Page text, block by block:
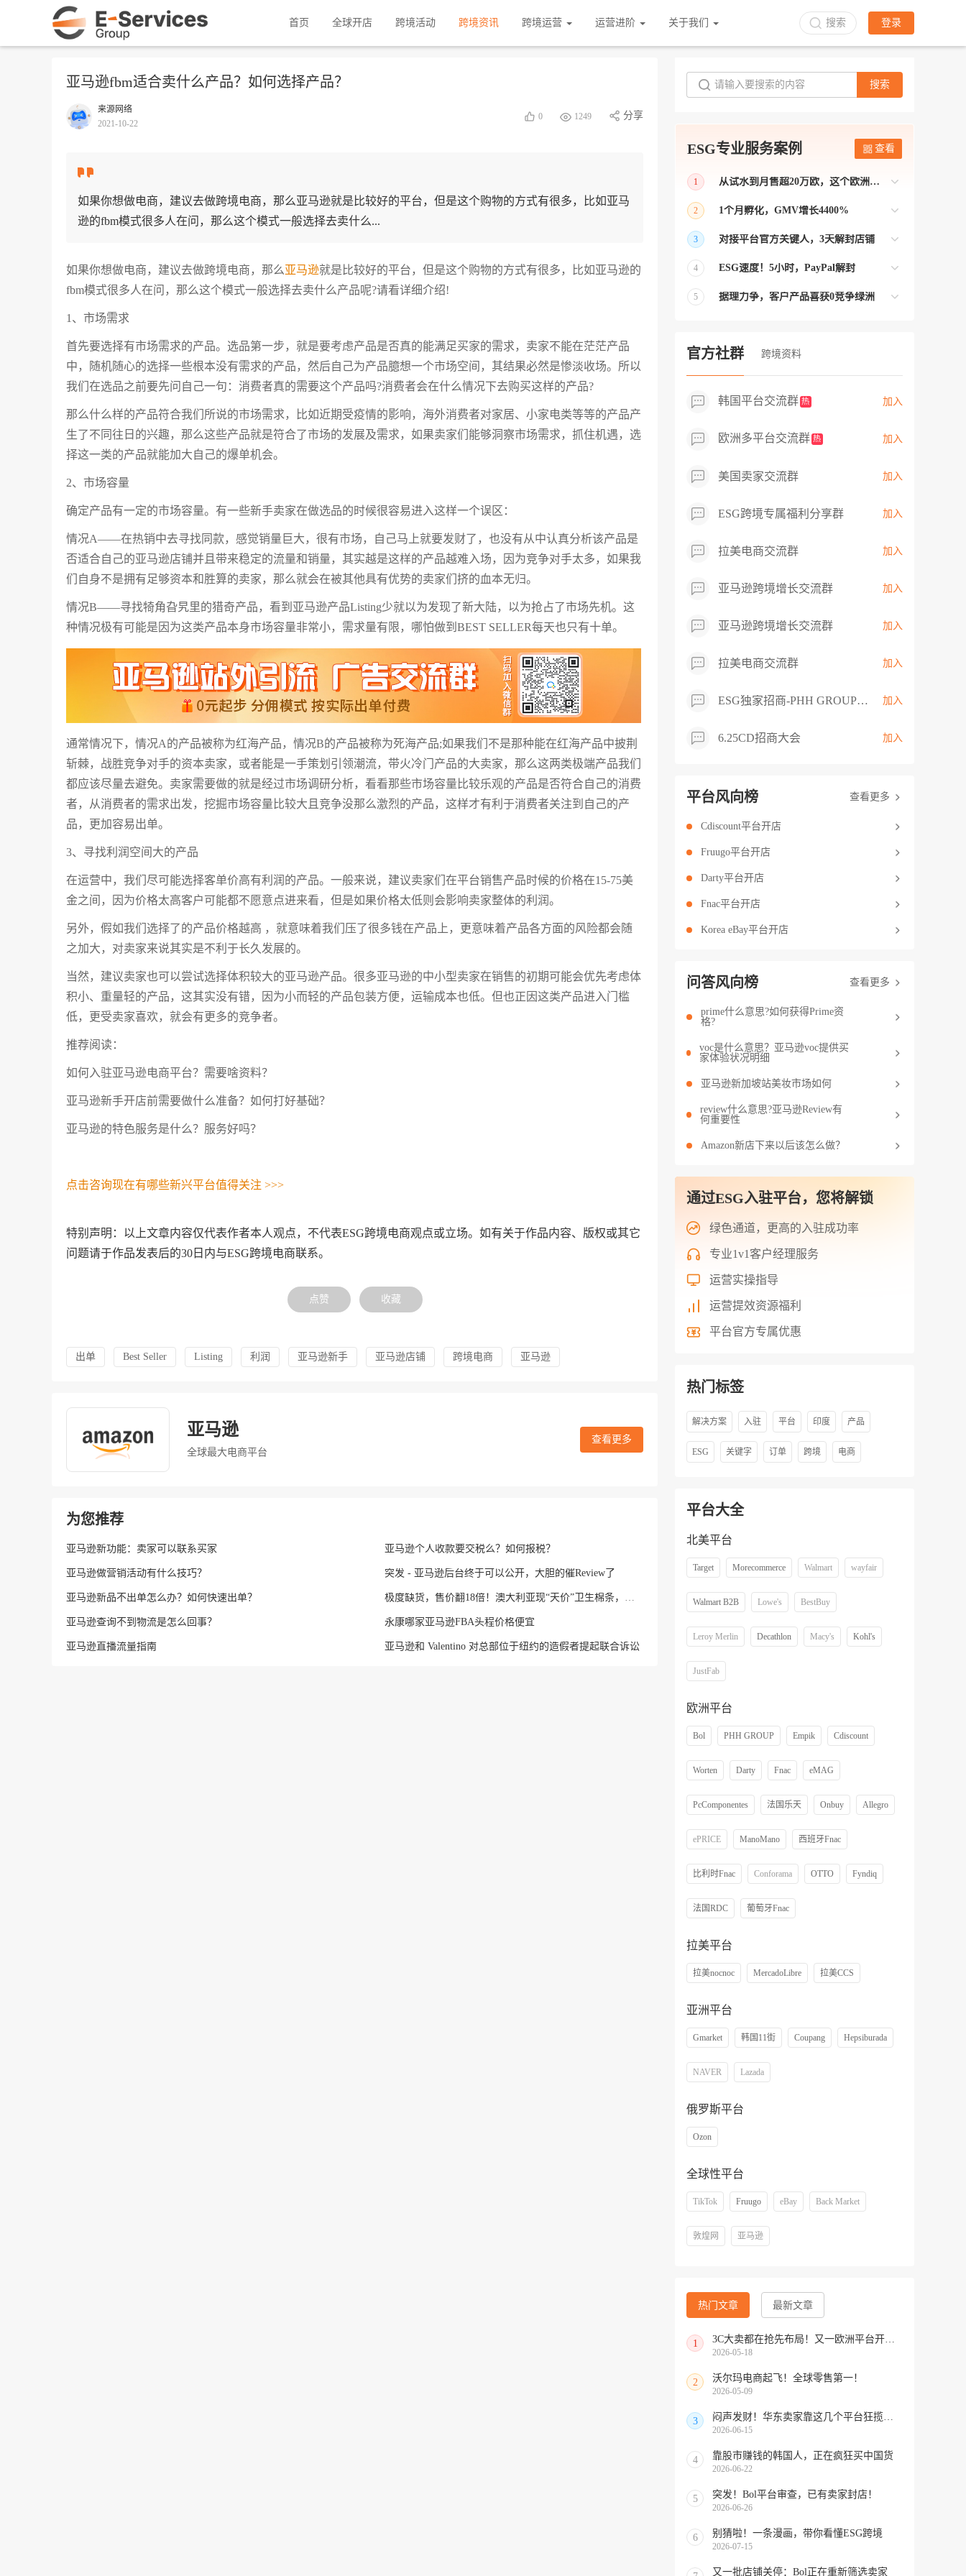
首页 全球开店 跨境活动 跨境资讯 跨境运营 运营进阶 关于我们 搜索 登录
亚马逊fbm适合卖什么产品？如何选择产品？
来源网络
2021-10-22
0 1249 分享
如果你想做电商，建议去做跨境电商，那么亚马逊就是比较好的平台，但是这个购物的方式有很多，比如亚马
逊的fbm模式很多人在问，那么这个模式一般选择去卖什么...
如果你想做电商，建议去做跨境电商，那么亚马逊就是比较好的平台，但是这个购物的方式有很多，比如亚马逊的
fbm模式很多人在问，那么这个模式一般选择去卖什么产品呢?请看详细介绍!
1、市场需求
首先要选择有市场需求的产品。选品第一步，就是要考虑产品是否真的能满足买家的需求，卖家不能在茫茫产品
中，随机随心的选择一些根本没有需求的产品，然后自己为产品臆想一个市场空间，其结果必然是惨淡收场。所以
我们在选品之前要先问自己一句：消费者真的需要这个产品吗?消费者会在什么情况下去购买这样的产品?
那么什么样的产品符合我们所说的市场需求，比如近期受疫情的影响，海外消费者对家居、小家电类等等的产品产
生了不同往日的兴趣，那么这些产品就是符合了市场的发展及需求，如果卖家们能够洞察市场需求，抓住机遇，选
择这一类的产品就能加大自己的爆单机会。
2、市场容量
确定产品有一定的市场容量。有一些新手卖家在做选品的时候很容易进入这样一个误区：
情况A——在热销中去寻找同款，感觉销量巨大，很有市场，自己马上就要发财了，也没有从中认真分析该产品是
否适合自己的亚马逊店铺并且带来稳定的流量和销量，其实越是这样的产品越难入场，因为竞争对手太多，如果我
们自身不是拥有足够资本和胜算的卖家，那么就会在被其他具有优势的卖家们挤的血本无归。
情况B——寻找犄角旮旯里的猎奇产品，看到亚马逊产品Listing少就以为发现了新大陆，以为抢占了市场先机。这
种情况极有可能是因为这类产品本身市场容量非常小，需求量有限，哪怕做到BEST SELLER每天也只有十单。
通常情况下，情况A的产品被称为红海产品，情况B的产品被称为死海产品;如果我们不是那种能在红海产品中披荆
斩棘，战胜竞争对手的资本卖家，或者能是一手策划引领潮流，带火冷门产品的大卖家，那么这两类极端产品我们
都应该尽量去避免。卖家需要做的就是经过市场调研分析，看看那些市场容量比较乐观的产品是否符合自己的消费
者，从消费者的需求出发，挖掘市场容量比较大且竞争没那么激烈的产品，这样才有利于消费者关注到自己的产
品，更加容易出单。
3、寻找利润空间大的产品
在运营中，我们尽可能选择客单价高有利润的产品。一般来说，建议卖家们在平台销售产品时候的价格在15-75美
金之间，因为价格太高客户可能都不愿意点进来看，但是如果价格太低则会影响卖家整体的利润。
另外，假如我们选择了的产品价格越高 ，就意味着我们压了很多钱在产品上，更意味着产品各方面的风险都会随
之加大，对卖家来说其实是不利于长久发展的。
当然，建议卖家也可以尝试选择体积较大的亚马逊产品。很多亚马逊的中小型卖家在销售的初期可能会优先考虑体
积小、重量轻的产品，这其实没有错，因为小而轻的产品包装方便，运输成本也低。但也正因这类产品进入门槛
低，更受卖家喜欢，就会有更多的竞争者。
推荐阅读：
如何入驻亚马逊电商平台？需要啥资料？
亚马逊新手开店前需要做什么准备？如何打好基础？
亚马逊的特色服务是什么？服务好吗？
点击咨询现在有哪些新兴平台值得关注 >>>
特别声明：以上文章内容仅代表作者本人观点，不代表ESG跨境电商观点或立场。如有关于作品内容、版权或其它
问题请于作品发表后的30日内与ESG跨境电商联系。
点赞 收藏
出单 Best Seller Listing 利润 亚马逊新手 亚马逊店铺 跨境电商 亚马逊
亚马逊
全球最大电商平台
查看更多
为您推荐
亚马逊新功能：卖家可以联系买家 亚马逊个人收款要交税么？如何报税？
亚马逊做营销活动有什么技巧？ 突发 - 亚马逊后台终于可以公开，大胆的催Review了
亚马逊新品不出单怎么办？如何快速出单？ 极度缺货，售价翻18倍！澳大利亚现“天价”卫生棉条，亚马逊出手了！
亚马逊查询不到物流是怎么回事？ 永康哪家亚马逊FBA头程价格便宜
亚马逊直播流量指南 亚马逊和 Valentino 对总部位于纽约的造假者提起联合诉讼
搜索
ESG专业服务案例 查看
1
从试水到月售超20万欧，这个欧洲本土平台被低估了
2
1个月孵化，GMV增长4400%
业】 >> Gmarket卖家店铺经过ESG跨境客
3
对接平台官方关键人，3天解封店铺
跨境帮我解决了韩国平台店铺异常问题
4
ESG速度！5小时，PayPal解封
ESG拥有Paypal支付和Onbuy平台双绿通道
5
据理力争，客户产品喜获0竞争绿洲
取机会，卖家成功上架市场热卖而平台稀
缺产品，拓展了西班牙新商机！
官方社群 跨境资料
韩国平台交流群 热 加入
欧洲多平台交流群 热 加入
美国卖家交流群 加入
ESG跨境专属福利分享群 加入
拉美电商交流群 加入
亚马逊跨境增长交流群 加入
亚马逊跨境增长交流群 加入
拉美电商交流群 加入
ESG独家招商-PHH GROUP卖家交流群 加入
6.25CD招商大会 加入
平台风向榜 查看更多
Cdiscount平台开店
Fruugo平台开店
Darty平台开店
Fnac平台开店
Korea eBay平台开店
问答风向榜 查看更多
prime什么意思?如何获得Prime资
格?
voc是什么意思？亚马逊voc提供买
家体验状况明细
亚马逊新加坡站美妆市场如何
review什么意思?亚马逊Review有
何重要性
Amazon新店下来以后该怎么做？
通过ESG入驻平台，您将解锁
绿色通道，更高的入驻成功率
专业1v1客户经理服务
运营实操指导
运营提效资源福利
平台官方专属优惠
热门标签
解决方案 入驻 平台 印度 产品
ESG 关键字 订单 跨境 电商
平台大全
北美平台
Target Morecommerce Walmart wayfair
Walmart B2B Lowe's BestBuy
Leroy Merlin Decathlon Macy's Kohl's
JustFab
欧洲平台
Bol PHH GROUP Empik Cdiscount
Worten Darty Fnac eMAG
PcComponentes 法国乐天 Onbuy Allegro
ePRICE ManoMano 西班牙Fnac
比利时Fnac Conforama OTTO Fyndiq
法国RDC 葡萄牙Fnac
拉美平台
拉美nocnoc MercadoLibre 拉美CCS
亚洲平台
Gmarket 韩国11街 Coupang Hepsiburada
NAVER Lazada
俄罗斯平台
Ozon
全球性平台
TikTok Fruugo eBay Back Market
敦煌网 亚马逊
热门文章 最新文章
1 3C大卖都在抢先布局！又一欧洲平台开放中国招商
2026-05-18
2 沃尔玛电商起飞！全球零售第一！
2026-05-09
3 闷声发财！华东卖家靠这几个平台狂揽北美订单，华南机会来了！
2026-06-15
4 靠股市赚钱的韩国人，正在疯狂买中国货
2026-06-22
5 突发！Bol平台审查，已有卖家封店！
2026-06-26
6 别猜啦！一条漫画，带你看懂ESG跨境
2026-07-15
又一批店铺关停：Bol正在重新筛选卖家